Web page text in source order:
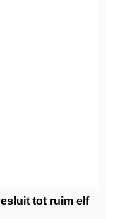
tot ruim elf